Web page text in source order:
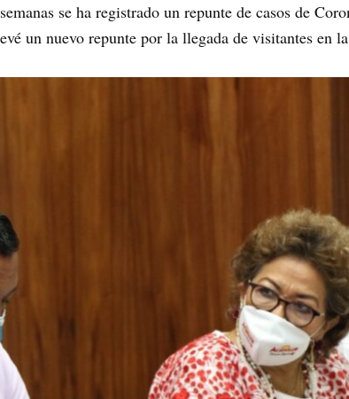
se ha registrado un repunte de casos de
un nuevo repunte por la llegada de visitantes en